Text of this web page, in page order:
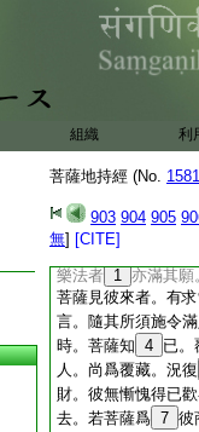
組織 利
菩薩地持經 (No.
903 904 905
無] [CITE]
弟子淨修梵行。受
不具擁其施心。菩
施作福。捨 62
樂法者 1 亦滿其願
菩薩見彼來者。有
言。隨其所須施令
時。菩薩知 4 已。
人。尚爲覆藏。況復
財。彼無慚愧得已
去。若菩薩爲 7 彼